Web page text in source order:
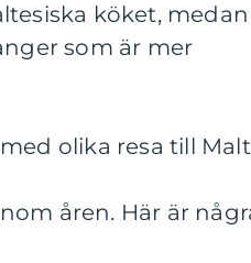
köket, medan
som är mer
olika resa till
åren. Här är